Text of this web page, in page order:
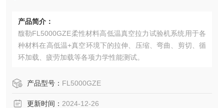
产品简介：
馥勒FL5000GZE柔性材料高低温真空拉力试验机系统用于各
种材料在高低温+真空环境下的拉伸、压缩、弯曲、剪切、循
环加载、疲劳加载等各项力学性能测试。
产品型号： FL5000GZE
更新时间： 2024-12-26